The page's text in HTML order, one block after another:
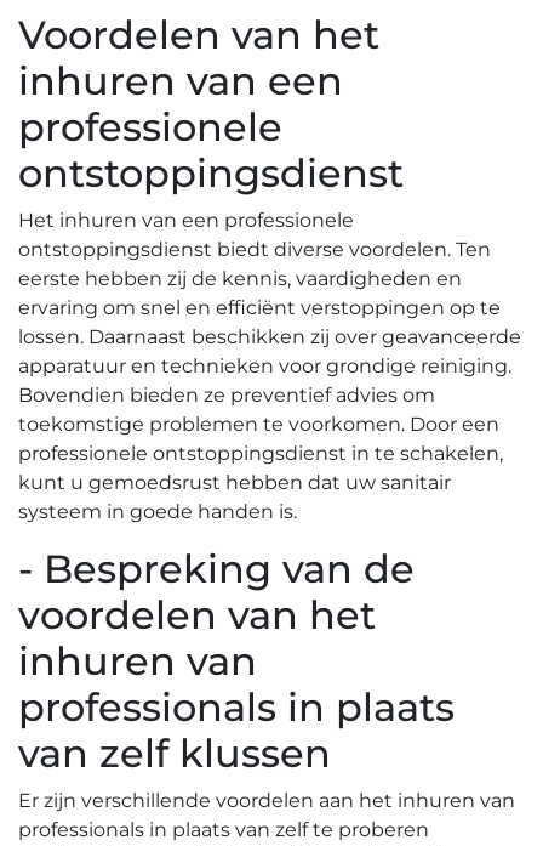
Voordelen van het
inhuren van een
professionele
ontstoppingsdienst
Het inhuren van een professionele
ontstoppingsdienst biedt diverse voordelen. Ten
eerste hebben zij de kennis, vaardigheden en
ervaring om snel en efficiënt verstoppingen op te
lossen.​ Daarnaast beschikken zij over geavanceerde
apparatuur en technieken voor grondige reiniging.
Bovendien bieden ze preventief advies om
toekomstige problemen te voorkomen. Door een
professionele ontstoppingsdienst in te schakelen,
kunt u gemoedsrust hebben dat uw sanitair
systeem in goede handen is.​
- Bespreking van de
voordelen van het
inhuren van
professionals in plaats
van zelf klussen
Er zijn verschillende voordelen aan het inhuren van
professionals in plaats van zelf te proberen